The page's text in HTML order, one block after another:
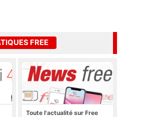
FREE
Toute l'actualité sur Free